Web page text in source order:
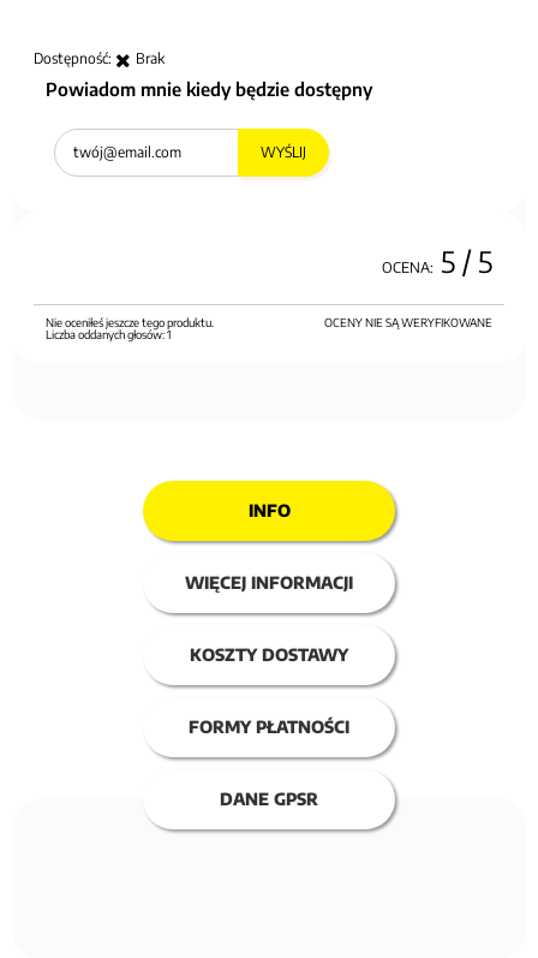
Dostępność: Brak
Powiadom mnie kiedy będzie dostępny
WYŚLIJ
OCENA: 5 / 5
OCENY NIE SĄ WERYFIKOWANE
Nie oceniłeś jeszcze tego produktu.
Liczba oddanych głosów:1
INFO
WIĘCEJ INFORMACJI
KOSZTY DOSTAWY
FORMY PŁATNOŚCI
DANE GPSR